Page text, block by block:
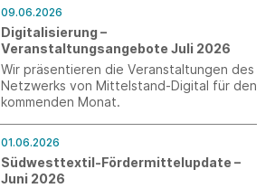
09.06.2026
Digitalisierung –
Veranstaltungsangebote Juli 2026
Wir präsentieren die Veranstaltungen des
Netzwerks von Mittelstand-Digital für den
kommenden Monat.
01.06.2026
Südwesttextil-Fördermittelupdate –
Juni 2026